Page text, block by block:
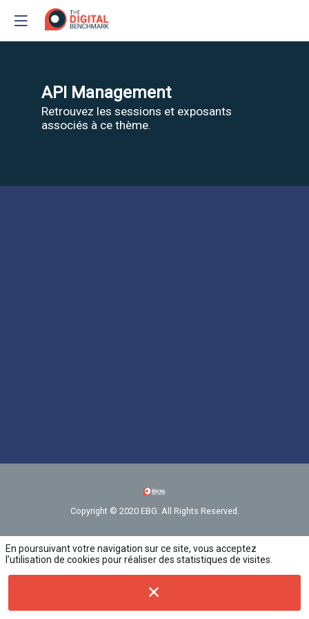
API Management
Retrouvez les sessions et exposants
associés à ce thème.
Copyright © 2020 EBG. All Rights Reserved.
En poursuivant votre navigation sur ce site, vous acceptez
l’utilisation de cookies pour réaliser des statistiques de visites.